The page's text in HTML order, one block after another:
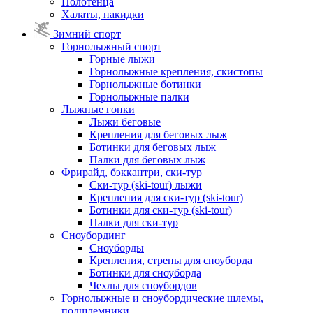
Халаты, накидки
Зимний спорт
Горнолыжный спорт
Горные лыжи
Горнолыжные крепления, скистопы
Горнолыжные ботинки
Горнолыжные палки
Лыжные гонки
Лыжи беговые
Крепления для беговых лыж
Ботинки для беговых лыж
Палки для беговых лыж
Фрирайд, бэккантри, ски-тур
Ски-тур (ski-tour) лыжи
Крепления для ски-тур (ski-tour)
Ботинки для ски-тур (ski-tour)
Палки для ски-тур
Сноубординг
Сноуборды
Крепления, стрепы для сноуборда
Ботинки для сноуборда
Чехлы для сноубордов
Горнолыжные и сноубордические шлемы,